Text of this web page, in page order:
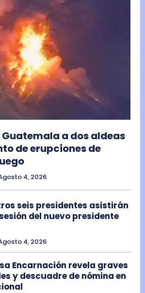
Guatemala a dos aldeas
de erupciones de
4, 2026
seis presidentes asistirán
del nuevo presidente
4, 2026
Encarnación revela graves
y descuadre de nómina en